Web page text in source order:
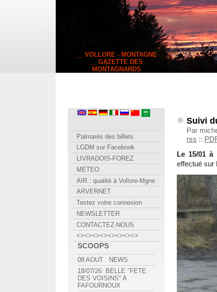
__ VOLLORE - MONTAGNE
__ GAZETTE DES
MONTAGNARDS
Suivi
Par
rss ::
Le 15/01
effectué
Palmarès des billets
LGDM sur Facebook
LIVRADOIS-FOREZ
METEO
AIR : qualité à Vollore-Mgne
ARVERNET
Testez votre connexion
NEWSLETTER
CONTACTEZ-NOUS
<><><><><><><><>
SCOOPS
08 AOUT : NEWS
18/07/26: BELLE "FETE
DES VOISINS" A
FAFOURNOUX